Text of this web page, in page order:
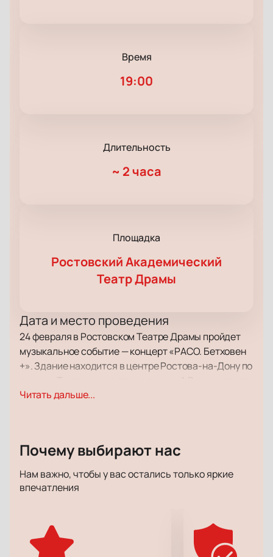
Время
19:00
Длительность
~ 2 часа
Площадка
Ростовский Академический
Театр Драмы
Дата и место проведения
24 февраля в Ростовском Театре Драмы пройдет
музыкальное событие — концерт «РАСО. Бетховен
+». Здание находится в центре Ростова-на-Дону по
заметным событием для всех любителей музыки
На концерте «РАСО. Бетховен +» слушатели
услышат произведения Людвига ван Бетховена в
исполнении Российского Академического
исполняемые сочинения. Особое внимание
привлекает реконструкция 10-й симфонии, которую
Читать дальше...
Почему выбирают нас
Нам важно, чтобы у вас остались только яркие
впечатления